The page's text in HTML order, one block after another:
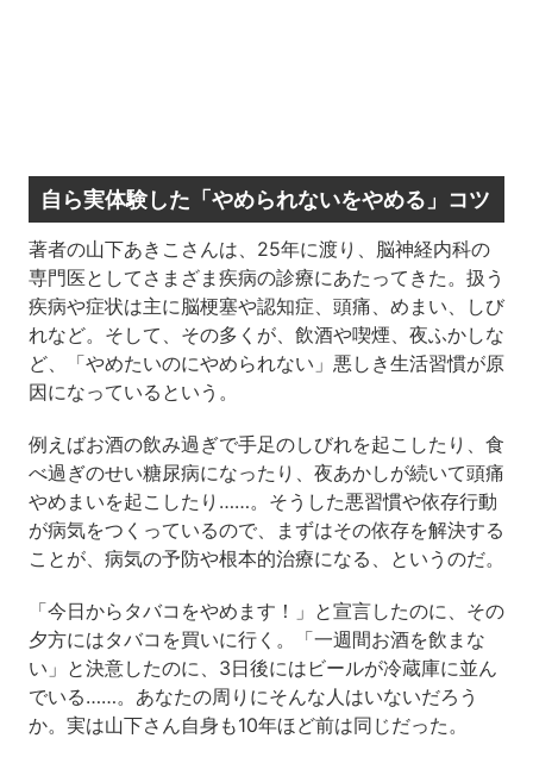
自ら実体験した「やめられないをやめる」コツ
著者の山下あきこさんは、25年に渡り、脳神経内科の
専門医としてさまざま疾病の診療にあたってきた。扱う
疾病や症状は主に脳梗塞や認知症、頭痛、めまい、しび
れなど。そして、その多くが、飲酒や喫煙、夜ふかしな
ど、「やめたいのにやめられない」悪しき生活習慣が原
因になっているという。
例えばお酒の飲み過ぎで手足のしびれを起こしたり、食
べ過ぎのせい糖尿病になったり、夜あかしが続いて頭痛
やめまいを起こしたり……。そうした悪習慣や依存行動
が病気をつくっているので、まずはその依存を解決する
ことが、病気の予防や根本的治療になる、というのだ。
「今日からタバコをやめます！」と宣言したのに、その
夕方にはタバコを買いに行く。「一週間お酒を飲まな
い」と決意したのに、3日後にはビールが冷蔵庫に並ん
でいる……。あなたの周りにそんな人はいないだろう
か。実は山下さん自身も10年ほど前は同じだった。